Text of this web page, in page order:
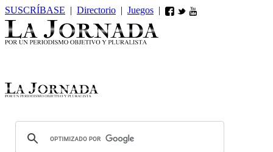
SUSCRÍBASE | Directorio | Juegos |